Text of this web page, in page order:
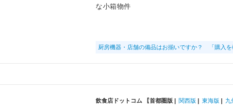
な小箱物件
厨房機器・店舗の備品はお揃いですか？ 「購入
飲食店ドットコム 【首都圏版 関西版 東海版 九